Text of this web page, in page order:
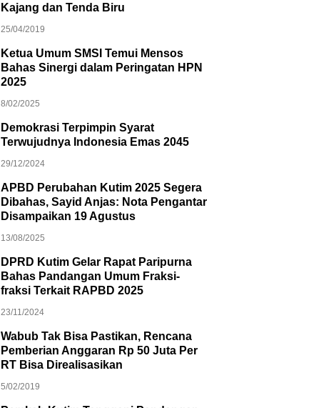
Kajang dan Tenda Biru
25/04/2019
Ketua Umum SMSI Temui Mensos
Bahas Sinergi dalam Peringatan HPN
2025
8/02/2025
Demokrasi Terpimpin Syarat
Terwujudnya Indonesia Emas 2045
29/12/2024
APBD Perubahan Kutim 2025 Segera
Dibahas, Sayid Anjas: Nota Pengantar
Disampaikan 19 Agustus
13/08/2025
DPRD Kutim Gelar Rapat Paripurna
Bahas Pandangan Umum Fraksi-
fraksi Terkait RAPBD 2025
23/11/2024
Wabub Tak Bisa Pastikan, Rencana
Pemberian Anggaran Rp 50 Juta Per
RT Bisa Direalisasikan
5/02/2019